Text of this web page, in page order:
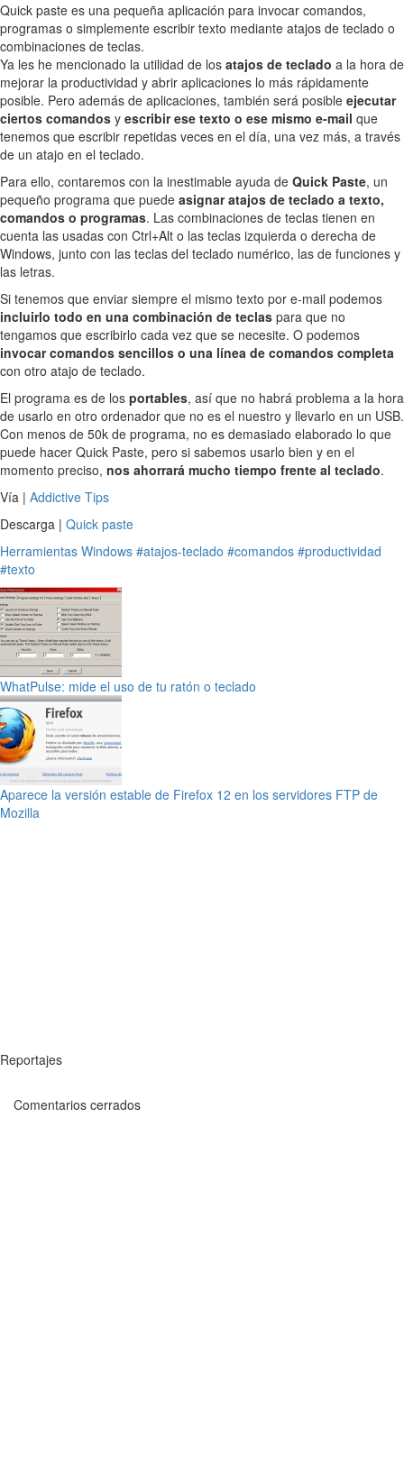
Quick paste es una pequeña aplicación para invocar comandos,
programas o simplemente escribir texto mediante atajos de teclado o
combinaciones de teclas.
Ya les he mencionado la utilidad de los atajos de teclado a la hora de
mejorar la productividad y abrir aplicaciones lo más rápidamente
posible. Pero además de aplicaciones, también será posible ejecutar
ciertos comandos y escribir ese texto o ese mismo e-mail que
tenemos que escribir repetidas veces en el día, una vez más, a través
de un atajo en el teclado.
Para ello, contaremos con la inestimable ayuda de Quick Paste, un
pequeño programa que puede asignar atajos de teclado a texto,
comandos o programas. Las combinaciones de teclas tienen en
cuenta las usadas con Ctrl+Alt o las teclas izquierda o derecha de
Windows, junto con las teclas del teclado numérico, las de funciones y
las letras.
Si tenemos que enviar siempre el mismo texto por e-mail podemos
incluirlo todo en una combinación de teclas para que no
tengamos que escribirlo cada vez que se necesite. O podemos
invocar comandos sencillos o una línea de comandos completa
con otro atajo de teclado.
El programa es de los portables, así que no habrá problema a la hora
de usarlo en otro ordenador que no es el nuestro y llevarlo en un USB.
Con menos de 50k de programa, no es demasiado elaborado lo que
puede hacer Quick Paste, pero si sabemos usarlo bien y en el
momento preciso, nos ahorrará mucho tiempo frente al teclado.
Vía | Addictive Tips
Descarga | Quick paste
Herramientas Windows #atajos-teclado #comandos #productividad
#texto
WhatPulse: mide el uso de tu ratón o teclado
Aparece la versión estable de Firefox 12 en los servidores FTP de
Mozilla
Reportajes
Comentarios cerrados